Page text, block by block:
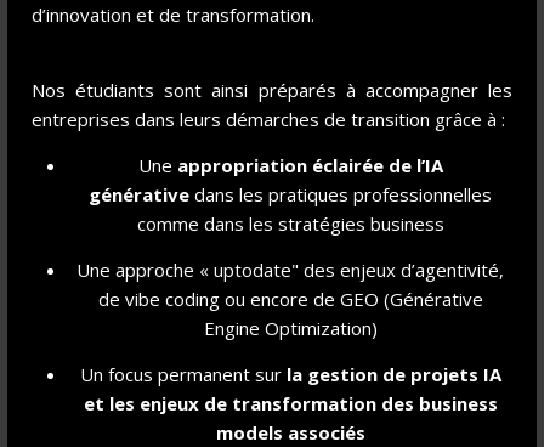
d’innovation et de transformation.
Nos étudiants sont ainsi préparés à accompagner les
entreprises dans leurs démarches de transition grâce à :
Une appropriation éclairée de l’IA
générative dans les pratiques professionnelles
comme dans les stratégies business
Une approche « uptodate" des enjeux d’agentivité,
de vibe coding ou encore de GEO (Générative
Engine Optimization)
Un focus permanent sur la gestion de projets IA
et les enjeux de transformation des business
models associés
titre RNCP et un Grade de Master ! 👈